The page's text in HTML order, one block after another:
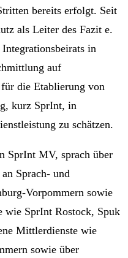
bereits erfolgt. Seit
als Leiter des Fazit e.
in
auf
die Etablierung von
kurz SprInt, in
zu schätzen.
SprInt MV, sprach über
Sprach- und
Vorpommern sowie
wie SprInt Rostock, Spuk
Mittlerdienste wie
sowie über